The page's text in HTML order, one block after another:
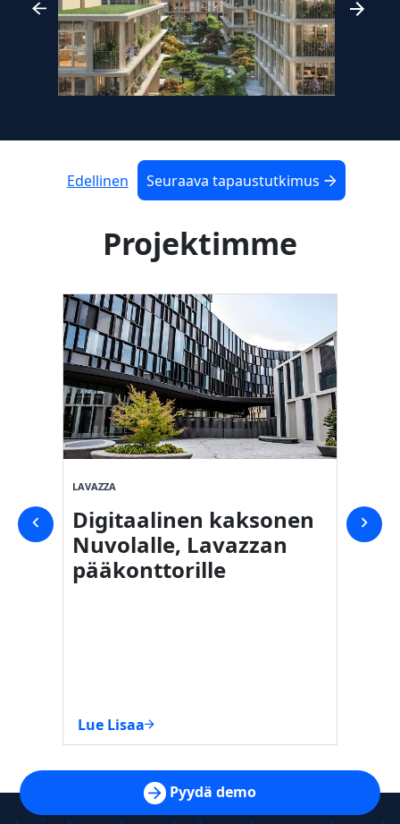
Edellinen Seuraava tapaustutkimus
Projektimme
LAVAZZA
Digitaalinen kaksonen
Nuvolalle, Lavazzan
pääkonttorille
Lue Lisaa
Pyydä demo